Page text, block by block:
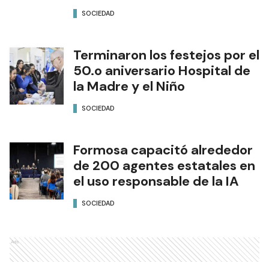
SOCIEDAD
Terminaron los festejos por el
50.o aniversario Hospital de
la Madre y el Niño
SOCIEDAD
Formosa capacitó alrededor
de 200 agentes estatales en
el uso responsable de la IA
SOCIEDAD
Ads